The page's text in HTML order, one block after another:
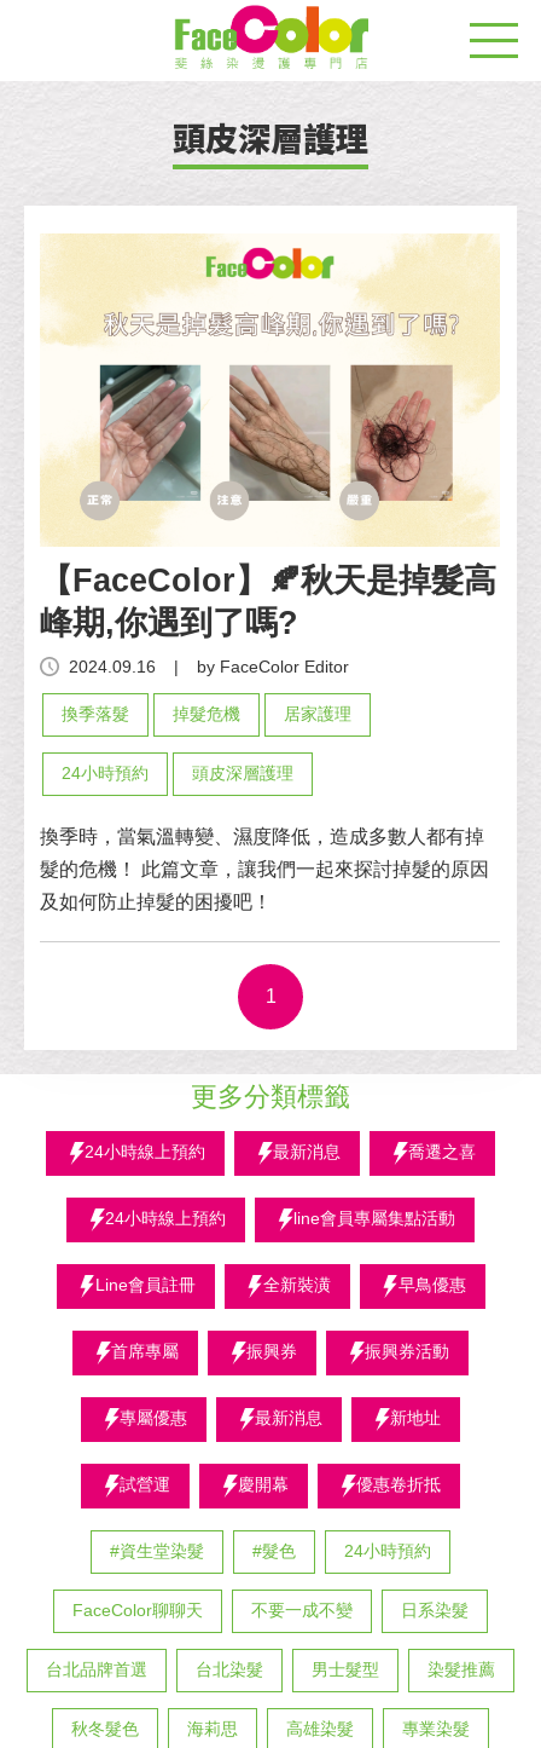
頭皮深層護理
【FaceColor】🍂秋天是掉髮高
峰期,你遇到了嗎?
2024.09.16 | by FaceColor Editor
換季落髮 掉髮危機 居家護理
24小時預約 頭皮深層護理
換季時，當氣溫轉變、濕度降低，造成多數人都有掉
髮的危機！ 此篇文章，讓我們一起來探討掉髮的原因
及如何防止掉髮的困擾吧！
1
更多分類標籤
24小時線上預約 最新消息 喬遷之喜
24小時線上預約 line會員專屬集點活動
Line會員註冊 全新裝潢 早鳥優惠
首席專屬 振興券 振興券活動
專屬優惠 最新消息 新地址
試營運 慶開幕 優惠卷折抵
#資生堂染髮 #髮色 24小時預約
FaceColor聊聊天 不要一成不變 日系染髮
台北品牌首選 台北染髮 男士髮型 染髮推薦
秋冬髮色 海莉思 高雄染髮 專業染髮